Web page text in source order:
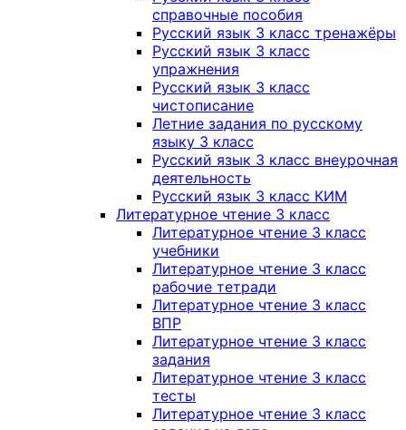
справочные пособия
Русский язык 3 класс тренажёры
Русский язык 3 класс
упражнения
Русский язык 3 класс
чистописание
Летние задания по русскому
языку 3 класс
Русский язык 3 класс внеурочная
деятельность
Русский язык 3 класс КИМ
Литературное чтение 3 класс
Литературное чтение 3 класс
учебники
Литературное чтение 3 класс
рабочие тетради
Литературное чтение 3 класс
ВПР
Литературное чтение 3 класс
задания
Литературное чтение 3 класс
тесты
Литературное чтение 3 класс